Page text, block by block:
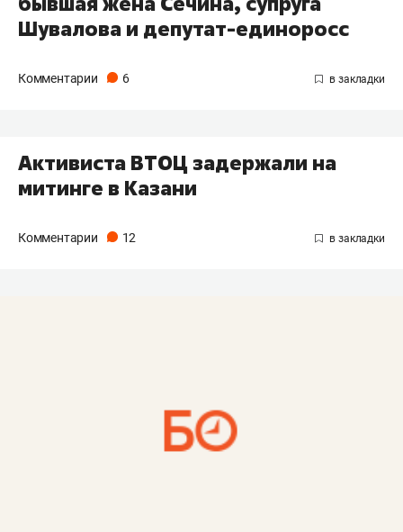
Шувалова и депутат-единоросс
Комментарии 6
Активиста ВТОЦ задержали на
митинге в Казани
Комментарии 12